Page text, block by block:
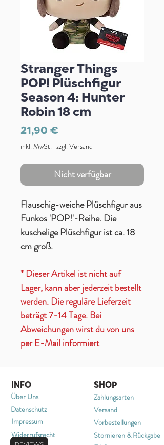
Stranger Things
POP! Plüschfigur
Season 4: Hunter
Robin 18 cm
21,90 €Preis
inkl. MwSt. | zzgl. Versand
Nicht verfügbar
Flauschig-weiche Plüschfigur aus
Funkos 'POP!'-Reihe. Die
kuschelige Plüschfigur ist ca. 18
cm groß.
* Dieser Artikel ist nicht auf
Lager, kann aber jederzeit bestellt
werden. Die reguläre Lieferzeit
beträgt 7-14 Tage. Bei
Abweichungen wirst du von uns
per E-Mail informiert
INFO
Über Uns
Impressum
Datenschutz
Widerrufsrecht
SHOP
Zahlungsarten
Versand
Vorbestellungen
Stornieren & Rückgabe